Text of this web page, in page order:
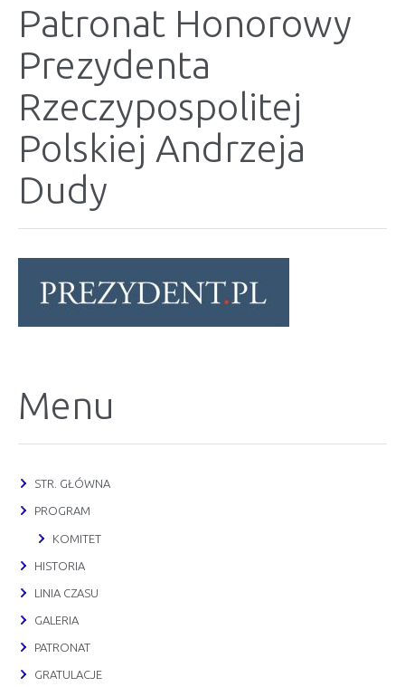
Patronat Honorowy
Prezydenta
Rzeczypospolitej
Polskiej Andrzeja
Dudy
Menu
STR. GŁÓWNA
PROGRAM
KOMITET
HISTORIA
LINIA CZASU
GALERIA
PATRONAT
GRATULACJE